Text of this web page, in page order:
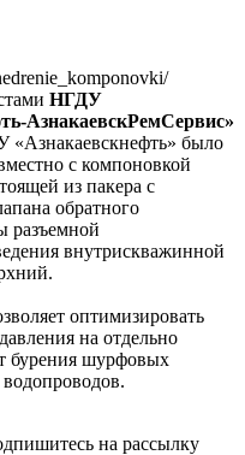
НГДУ
АзнакаевскРемСервис»
«Азнакаевскнефть» было
с компоновкой
из пакера с
обратного
разъемной
внутрискважинной
оптимизировать
на отдельно
бурения шурфовых
на рассылку